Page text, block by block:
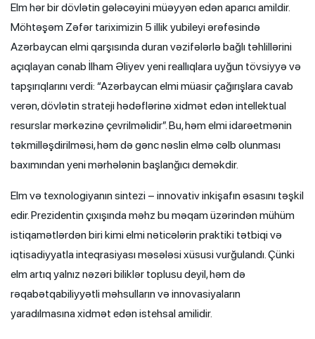
Elm hər bir dövlətin gələcəyini müəyyən edən aparıcı amildir.
Möhtəşəm Zəfər tariximizin 5 illik yubileyi ərəfəsində
Azərbaycan elmi qarşısında duran vəzifələrlə bağlı təhlillərini
açıqlayan cənab İlham Əliyev yeni reallıqlara uyğun tövsiyyə və
tapşırıqlarını verdi: “Azərbaycan elmi müasir çağırışlara cavab
verən, dövlətin strateji hədəflərinə xidmət edən intellektual
resurslar mərkəzinə çevrilməlidir”. Bu, həm elmi idarəetmənin
təkmilləşdirilməsi, həm də gənc nəslin elmə cəlb olunması
baxımından yeni mərhələnin başlanğıcı deməkdir.
Elm və texnologiyanın sintezi – innovativ inkişafın əsasını təşkil
edir. Prezidentin çıxışında məhz bu məqam üzərindən mühüm
istiqamətlərdən biri kimi elmi nəticələrin praktiki tətbiqi və
iqtisadiyyatla inteqrasiyası məsələsi xüsusi vurğulandı. Çünki
elm artıq yalnız nəzəri biliklər toplusu deyil, həm də
rəqabətqabiliyyətli məhsulların və innovasiyaların
yaradılmasına xidmət edən istehsal amilidir.